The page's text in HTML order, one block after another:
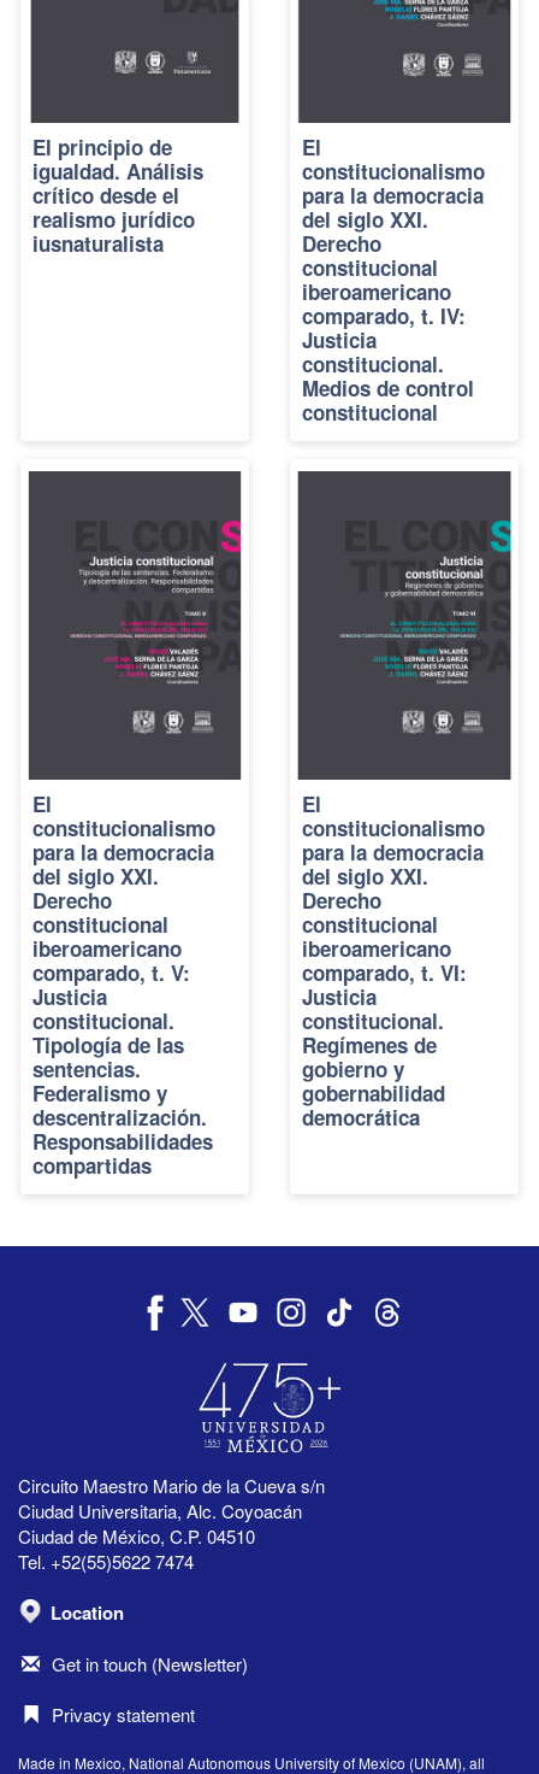
El principio de
igualdad. Análisis
crítico desde el
realismo jurídico
iusnaturalista
El
constitucionalismo
para la democracia
del siglo XXI.
Derecho
constitucional
iberoamericano
comparado, t. IV:
Justicia
constitucional.
Medios de control
constitucional
El
constitucionalismo
para la democracia
del siglo XXI.
Derecho
constitucional
iberoamericano
comparado, t. V:
Justicia
constitucional.
Tipología de las
sentencias.
Federalismo y
descentralización.
Responsabilidades
compartidas
El
constitucionalismo
para la democracia
del siglo XXI.
Derecho
constitucional
iberoamericano
comparado, t. VI:
Justicia
constitucional.
Regímenes de
gobierno y
gobernabilidad
democrática
Circuito Maestro Mario de la Cueva s/n
Ciudad Universitaria, Alc. Coyoacán
Ciudad de México, C.P. 04510
Tel. +52(55)5622 7474
Location
Get in touch (Newsletter)
Privacy statement
Made in Mexico, National Autonomous University of Mexico (UNAM), all